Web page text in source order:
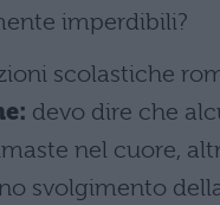
imperdibili?
scolastiche
devo dire che
nel cuore,
svolgimento